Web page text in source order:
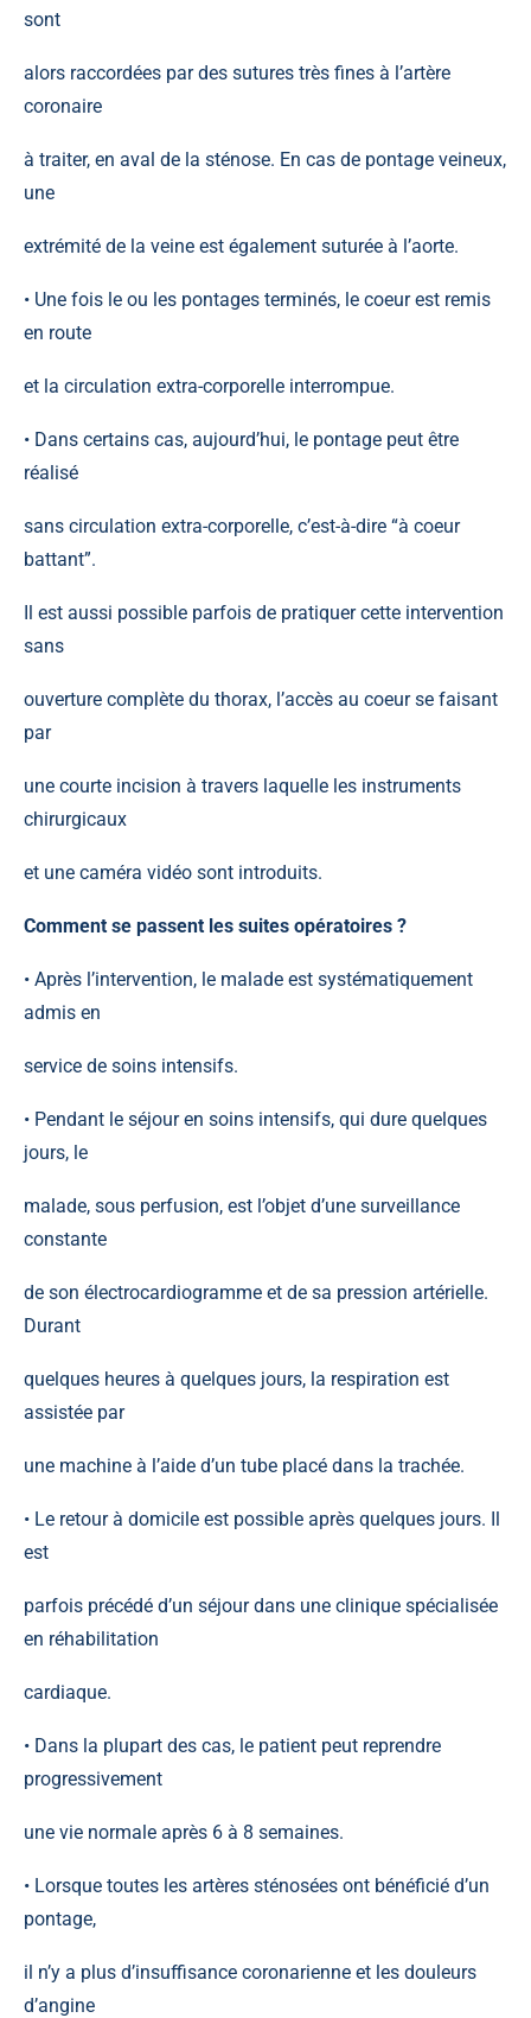
sont
alors raccordées par des sutures très fines à l’artère
coronaire
à traiter, en aval de la sténose. En cas de pontage veineux,
une
extrémité de la veine est également suturée à l’aorte.
• Une fois le ou les pontages terminés, le coeur est remis
en route
et la circulation extra-corporelle interrompue.
• Dans certains cas, aujourd’hui, le pontage peut être
réalisé
sans circulation extra-corporelle, c’est-à-dire “à coeur
battant”.
Il est aussi possible parfois de pratiquer cette intervention
sans
ouverture complète du thorax, l’accès au coeur se faisant
par
une courte incision à travers laquelle les instruments
chirurgicaux
et une caméra vidéo sont introduits.
Comment se passent les suites opératoires ?
• Après l’intervention, le malade est systématiquement
admis en
service de soins intensifs.
• Pendant le séjour en soins intensifs, qui dure quelques
jours, le
malade, sous perfusion, est l’objet d’une surveillance
constante
de son électrocardiogramme et de sa pression artérielle.
Durant
quelques heures à quelques jours, la respiration est
assistée par
une machine à l’aide d’un tube placé dans la trachée.
• Le retour à domicile est possible après quelques jours. Il
est
parfois précédé d’un séjour dans une clinique spécialisée
en réhabilitation
cardiaque.
• Dans la plupart des cas, le patient peut reprendre
progressivement
une vie normale après 6 à 8 semaines.
• Lorsque toutes les artères sténosées ont bénéficié d’un
pontage,
il n’y a plus d’insuffisance coronarienne et les douleurs
d’angine